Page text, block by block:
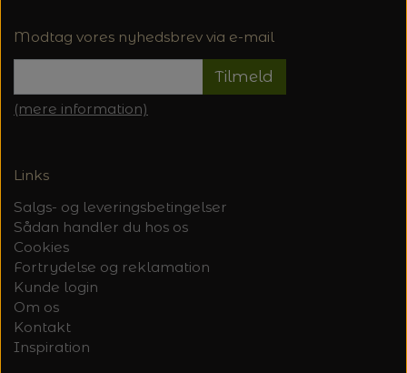
Modtag vores nyhedsbrev via e-mail
Tilmeld
(mere information)
Links
Salgs- og leveringsbetingelser
Sådan handler du hos os
Cookies
Fortrydelse og reklamation
Kunde login
Om os
Kontakt
Inspiration